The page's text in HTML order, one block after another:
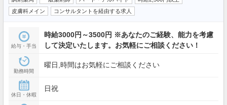
皮膚科メイン
コンサルタントを経由する求人
給与・手当
時給3000円～3500円 ※あなたのご経験、能力を考慮
して決定いたします。お気軽にご相談ください！
勤務時間
曜日,時間はお気軽にご相談ください
休日・休暇
日祝